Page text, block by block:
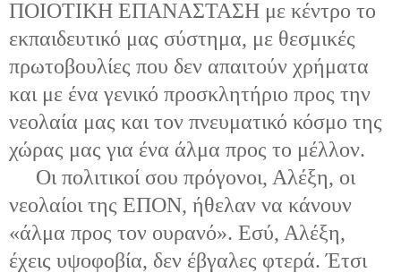
ΠΟΙΟΤΙΚΗ ΕΠΑΝΑΣΤΑΣΗ με κέντρο το
εκπαιδευτικό μας σύστημα, με θεσμικές
πρωτοβουλίες που δεν απαιτούν χρήματα
και με ένα γενικό προσκλητήριο προς την
νεολαία μας και τον πνευματικό κόσμο της
χώρας μας για ένα άλμα προς το μέλλον.
Οι πολιτικοί σου πρόγονοι, Αλέξη, οι
νεολαίοι της ΕΠΟΝ, ήθελαν να κάνουν
«άλμα προς τον ουρανό». Εσύ, Αλέξη,
έχεις υψοφοβία, δεν έβγαλες φτερά. Έτσι